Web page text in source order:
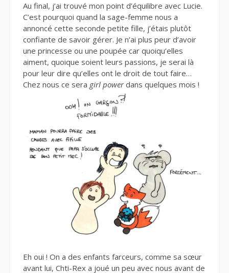
Au final, j’ai trouvé mon point d’équilibre avec Lucie.
C’est pourquoi quand la sage-femme nous a
annoncé cette seconde petite fille, j’étais plutôt
confiante de savoir gérer. Je n’ai plus peur d’avoir
une princesse ou une poupée car quoiqu’elles
aiment, quoique soient leurs passions, je serai là
pour leur dire qu’elles ont le droit de tout faire…
Chez nous ce sera girl powerdans quelques mois !
Eh oui ! On a des enfants farceurs, comme sa sœur
avant lui, Chti-Rex a joué un peu avec nous avant de